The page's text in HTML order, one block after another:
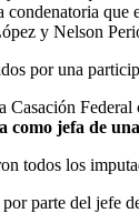
condenatoria
y Nelson
por una
Casación
como jefa de
todos los
parte del jefe